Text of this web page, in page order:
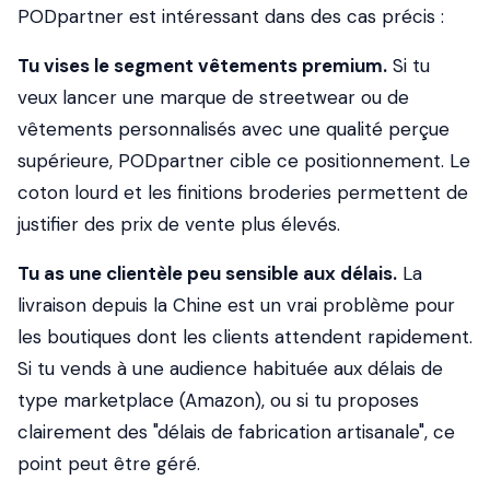
PODpartner est intéressant dans des cas précis :
Tu vises le segment vêtements premium. Si tu
veux lancer une marque de streetwear ou de
vêtements personnalisés avec une qualité perçue
supérieure, PODpartner cible ce positionnement. Le
coton lourd et les finitions broderies permettent de
justifier des prix de vente plus élevés.
Tu as une clientèle peu sensible aux délais. La
livraison depuis la Chine est un vrai problème pour
les boutiques dont les clients attendent rapidement.
Si tu vends à une audience habituée aux délais de
type marketplace (Amazon), ou si tu proposes
clairement des "délais de fabrication artisanale", ce
point peut être géré.